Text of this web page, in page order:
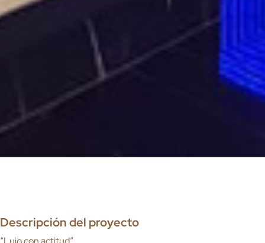
Descripción del proyecto